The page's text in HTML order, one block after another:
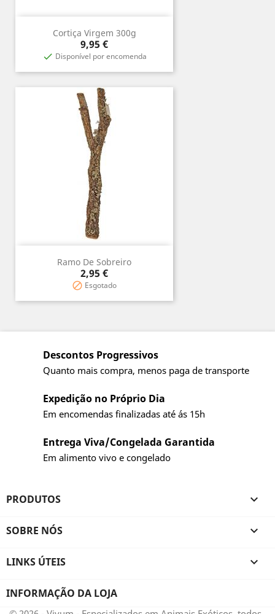
Cortiça Virgem 300g
Preço
9,95 €
 Disponível por encomenda
Ramo De Sobreiro
Preço
2,95 €
 Esgotado
Descontos Progressivos
Quanto mais compra, menos paga de transporte
Expedição no Próprio Dia
Em encomendas finalizadas até ás 15h
Entrega Viva/Congelada Garantida
Em alimento vivo e congelado
PRODUTOS 
SOBRE NÓS 
LINKS ÚTEIS 
INFORMAÇÃO DA LOJA